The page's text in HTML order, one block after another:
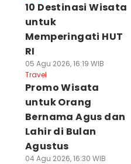
10 Destinasi Wisata
untuk
Memperingati HUT
RI
05 Agu 2026, 16:19 WIB
Travel
Promo Wisata
untuk Orang
Bernama Agus dan
Lahir di Bulan
Agustus
04 Agu 2026, 16:30 WIB